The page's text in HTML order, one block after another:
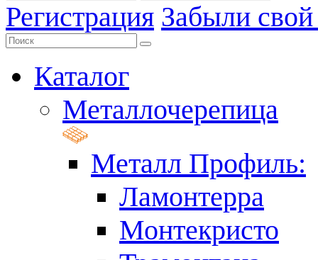
Регистрация Забыли
Каталог
Металлочерепица
Металл Профиль:
Ламонтерра
Монтекристо